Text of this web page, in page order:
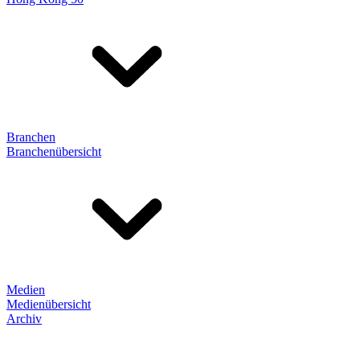
Branchen
Branchenübersicht
Medien
Medienübersicht
Archiv